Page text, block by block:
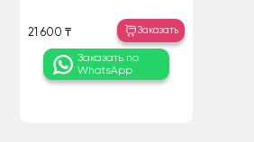
21 600 ₸ Заказать
Заказать по
WhatsApp